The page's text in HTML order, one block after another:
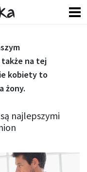
najlepszymi
także na tej
kobiety to
żony.